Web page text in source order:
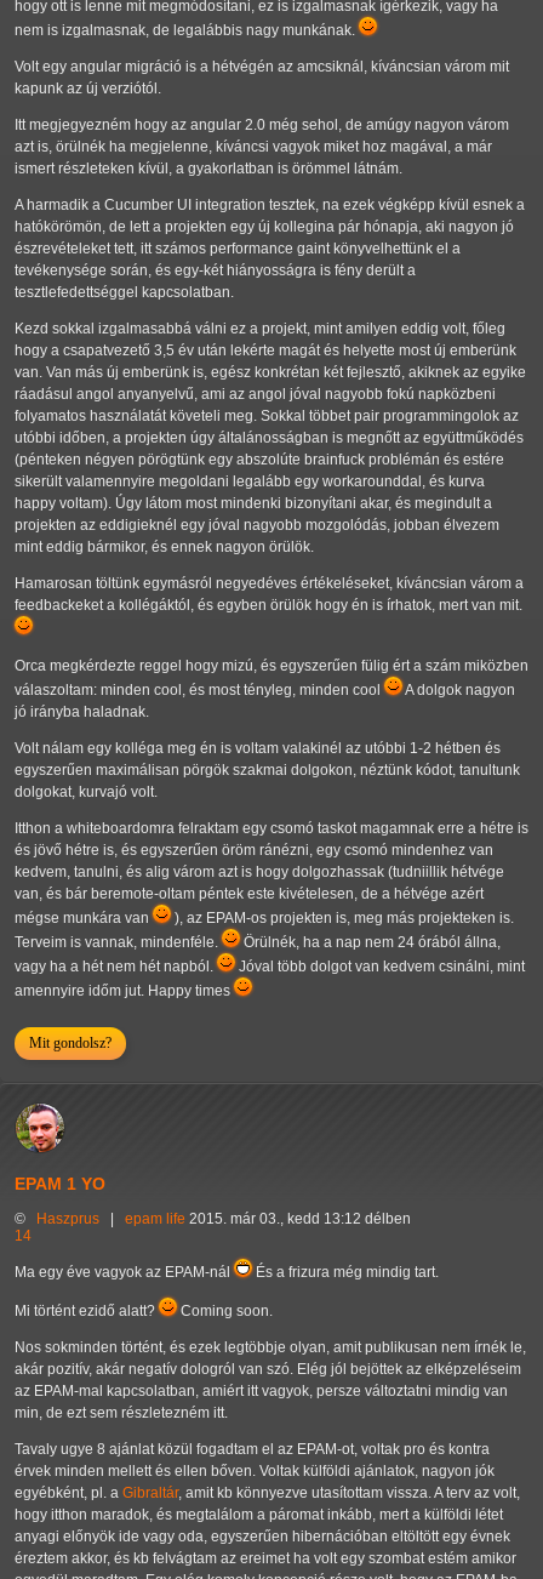
hogy ott is lenne mit megmódosítani, ez is izgalmasnak ígérkezik, vagy ha
nem is izgalmasnak, de legalábbis nagy munkának.
Volt egy angular migráció is a hétvégén az amcsiknál, kíváncsian várom mit
kapunk az új verziótól.
Itt megjegyezném hogy az angular 2.0 még sehol, de amúgy nagyon várom
azt is, örülnék ha megjelenne, kíváncsi vagyok miket hoz magával, a már
ismert részleteken kívül, a gyakorlatban is örömmel látnám.
A harmadik a Cucumber UI integration tesztek, na ezek végképp kívül esnek a
hatókörömön, de lett a projekten egy új kollegina pár hónapja, aki nagyon jó
észrevételeket tett, itt számos performance gaint könyvelhettünk el a
tevékenysége során, és egy-két hiányosságra is fény derült a
tesztlefedettséggel kapcsolatban.
Kezd sokkal izgalmasabbá válni ez a projekt, mint amilyen eddig volt, főleg
hogy a csapatvezető 3,5 év után lekérte magát és helyette most új emberünk
van. Van más új emberünk is, egész konkrétan két fejlesztő, akiknek az egyike
ráadásul angol anyanyelvű, ami az angol jóval nagyobb fokú napközbeni
folyamatos használatát követeli meg. Sokkal többet pair programmingolok az
utóbbi időben, a projekten úgy általánosságban is megnőtt az együttműködés
(pénteken négyen pörögtünk egy abszolúte brainfuck problémán és estére
sikerült valamennyire megoldani legalább egy workarounddal, és kurva
happy voltam). Úgy látom most mindenki bizonyítani akar, és megindult a
projekten az eddigieknél egy jóval nagyobb mozgolódás, jobban élvezem
mint eddig bármikor, és ennek nagyon örülök.
Hamarosan töltünk egymásról negyedéves értékeléseket, kíváncsian várom a
feedbackeket a kollégáktól, és egyben örülök hogy én is írhatok, mert van mit.
Orca megkérdezte reggel hogy mizú, és egyszerűen fülig ért a szám miközben
válaszoltam: minden cool, és most tényleg, minden cool
A dolgok nagyon
jó irányba haladnak.
Volt nálam egy kolléga meg én is voltam valakinél az utóbbi 1-2 hétben és
egyszerűen maximálisan pörgök szakmai dolgokon, néztünk kódot, tanultunk
dolgokat, kurvajó volt.
Itthon a whiteboardomra felraktam egy csomó taskot magamnak erre a hétre is
és jövő hétre is, és egyszerűen öröm ránézni, egy csomó mindenhez van
kedvem, tanulni, és alig várom azt is hogy dolgozhassak (tudniillik hétvége
van, és bár beremote-oltam péntek este kivételesen, de a hétvége azért
mégse munkára van
), az EPAM-os projekten is, meg más projekteken is.
Terveim is vannak, mindenféle.
Örülnék, ha a nap nem 24 órából állna,
vagy ha a hét nem hét napból.
Jóval több dolgot van kedvem csinálni, mint
amennyire időm jut. Happy times
Mit gondolsz?
EPAM 1 YO
© Haszprus epam life 2015. már 03., kedd 13:12 délben
14
Ma egy éve vagyok az EPAM-nál És a frizura még mindig tart.
Mi történt ezidő alatt? Coming soon.
Nos sokminden történt, és ezek legtöbbje olyan, amit publikusan nem írnék le,
akár pozitív, akár negatív dologról van szó. Elég jól bejöttek az elképzeléseim
az EPAM-mal kapcsolatban, amiért itt vagyok, persze változtatni mindig van
min, de ezt sem részletezném itt.
Tavaly ugye 8 ajánlat közül fogadtam el az EPAM-ot, voltak pro és kontra
érvek minden mellett és ellen bőven. Voltak külföldi ajánlatok, nagyon jók
egyébként, pl. a Gibraltár, amit kb könnyezve utasítottam vissza. A terv az volt,
hogy itthon maradok, és megtalálom a páromat inkább, mert a külföldi létet
anyagi előnyök ide vagy oda, egyszerűen hibernációban eltöltött egy évnek
éreztem akkor, és kb felvágtam az ereimet ha volt egy szombat estém amikor